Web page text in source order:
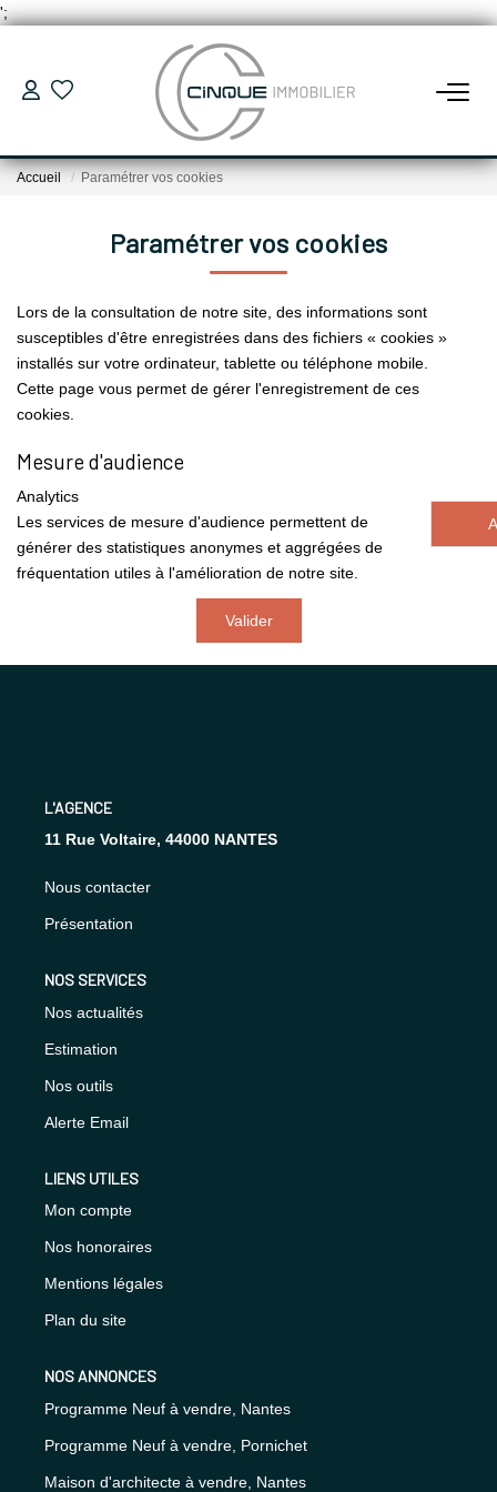
';
ACHETER
LOUER
PROGRAMMES NEUFS
NOTRE AGENCE
Notre Équipe
Accueil Paramétrer vos cookies
Paramétrer vos cookies
Lors de la consultation de notre site, des informations sont
susceptibles d'être enregistrées dans des fichiers « cookies »
installés sur votre ordinateur, tablette ou téléphone mobile.
Cette page vous permet de gérer l'enregistrement de ces
cookies.
Mesure d'audience
Analytics
Les services de mesure d'audience permettent de
générer des statistiques anonymes et aggrégées de
fréquentation utiles à l'amélioration de notre site.
Valider
L'AGENCE
11 Rue Voltaire, 44000 NANTES
Nous contacter
Présentation
NOS SERVICES
Nos actualités
Estimation
Nos outils
Alerte Email
LIENS UTILES
Mon compte
Nos honoraires
Mentions légales
Plan du site
NOS ANNONCES
Programme Neuf à vendre, Nantes
Programme Neuf à vendre, Pornichet
Maison d'architecte à vendre, Nantes